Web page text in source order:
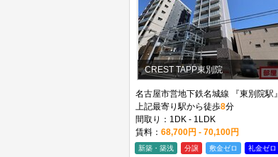
CREST TAPP東別院
名古屋市営地下鉄名城線 『東別院駅』
上記最寄り駅から徒歩8分
間取り：1DK - 1LDK
賃料： 68,700円 - 70,100円
新築・築浅 分譲 敷金ゼロ 礼金ゼロ